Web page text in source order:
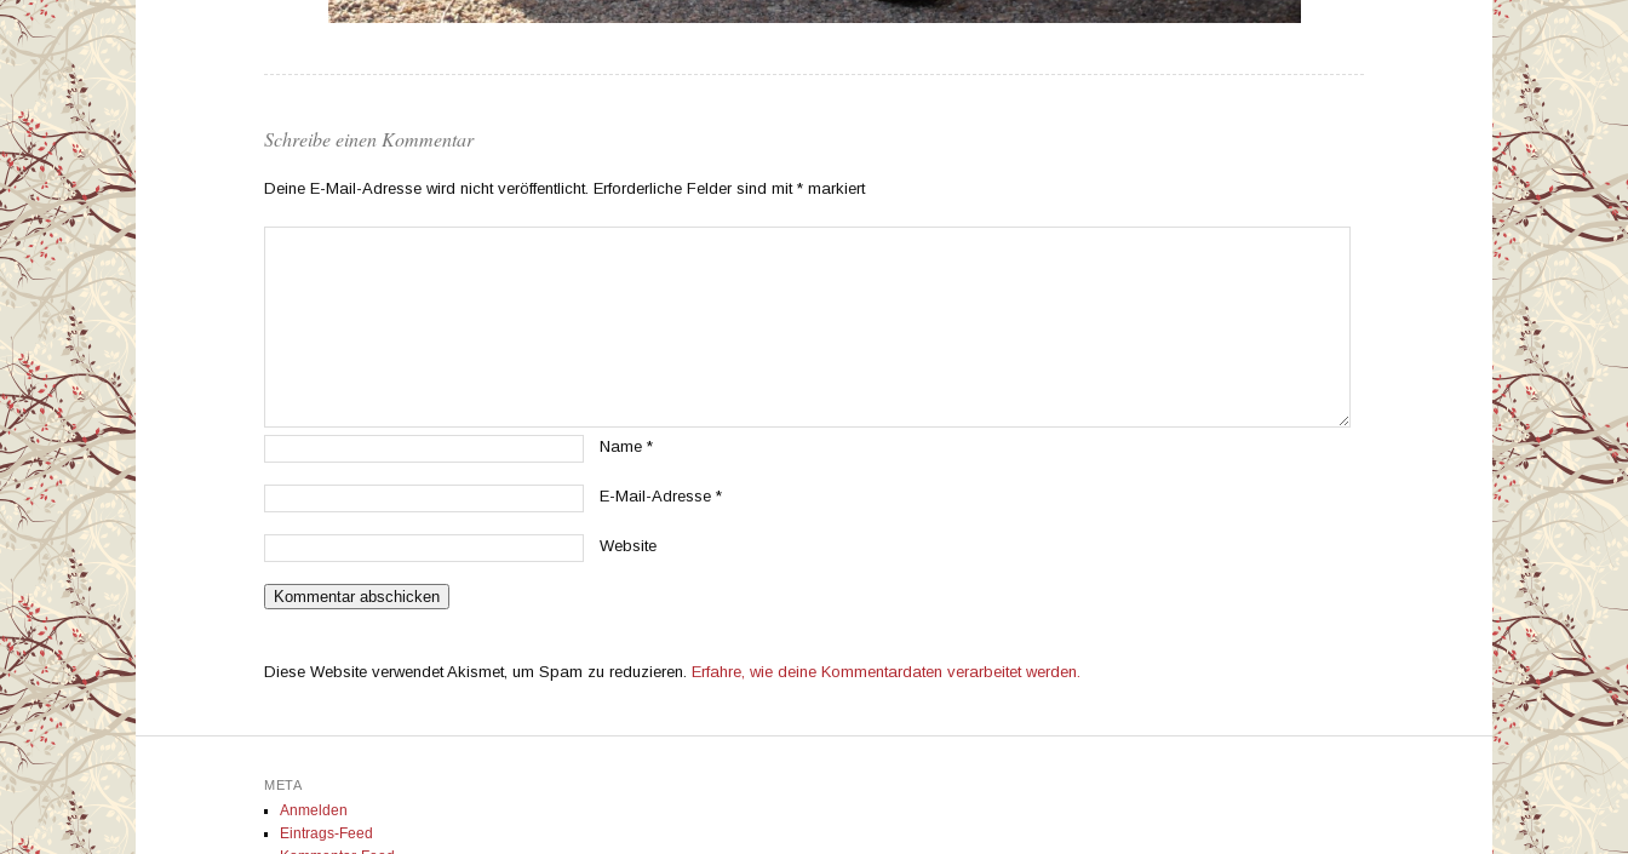
Schreibe einen Kommentar
Deine E-Mail-Adresse wird nicht veröffentlicht. Erforderliche Felder sind mit * markiert
Name *
E-Mail-Adresse *
Website
Diese Website verwendet Akismet, um Spam zu reduzieren. Erfahre, wie deine Kommentardaten verarbeitet werden.
META
Anmelden
Eintrags-Feed